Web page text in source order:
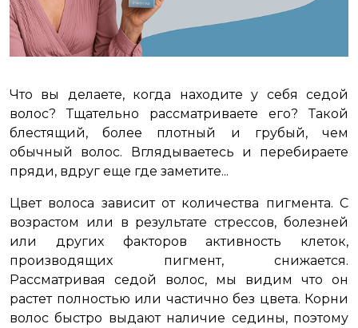
Что вы делаете, когда находите у себя седой
волос? Тщательно рассматриваете его? Такой
блестящий, более плотный и грубый, чем
обычный волос. Вглядываетесь и перебираете
пряди, вдруг еще где заметите...
Цвет волоса зависит от количества пигмента. С
возрастом или в результате стрессов, болезней
или других факторов активность клеток,
производящих пигмент, снижается.
Рассматривая седой волос, мы видим что он
растет полностью или частично без цвета. Корни
волос быстро выдают наличие седины, поэтому